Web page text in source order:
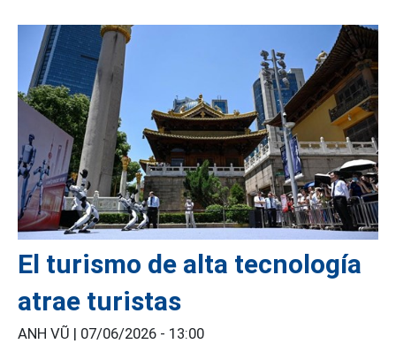
El turismo de alta tecnología
atrae turistas
ANH VŨ | 07/06/2026 - 13:00